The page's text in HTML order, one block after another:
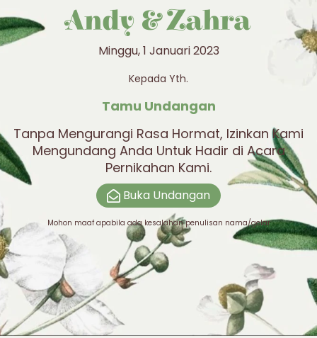
Andy & Zahra
Minggu, 1 Januari 2023
Kepada Yth.
Tamu Undangan
Tanpa Mengurangi Rasa Hormat, Izinkan Kami
Mengundang Anda Untuk Hadir di Acara
Pernikahan Kami.
Buka Undangan
Mohon maaf apabila ada kesalahan penulisan nama/gelar
12 | 12 | 202x
0 0